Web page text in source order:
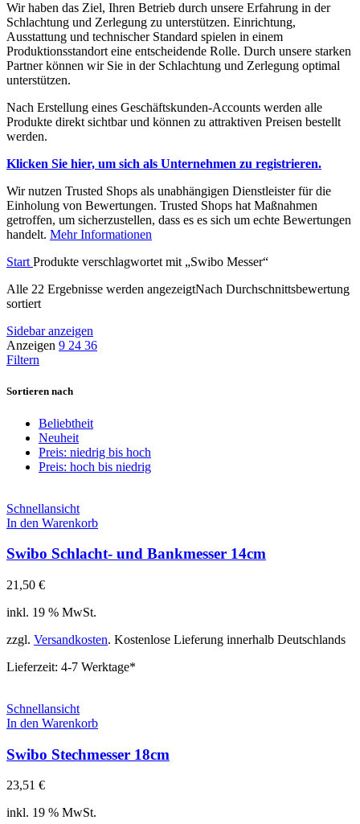
Wir haben das Ziel, Ihren Betrieb durch unsere Erfahrung in der
Schlachtung und Zerlegung zu unterstützen. Einrichtung,
Ausstattung und technischer Standard spielen in einem
Produktionsstandort eine entscheidende Rolle. Durch unsere starken
Partner können wir Sie in der Schlachtung und Zerlegung optimal
unterstützen.
Nach Erstellung eines Geschäftskunden-Accounts werden alle
Produkte direkt sichtbar und können zu attraktiven Preisen bestellt
werden.
Klicken Sie hier, um sich als Unternehmen zu registrieren.
Wir nutzen Trusted Shops als unabhängigen Dienstleister für die
Einholung von Bewertungen. Trusted Shops hat Maßnahmen
getroffen, um sicherzustellen, dass es es sich um echte Bewertungen
handelt. Mehr Informationen
Start Produkte verschlagwortet mit „Swibo Messer“
Alle 22 Ergebnisse werden angezeigtNach Durchschnittsbewertung
sortiert
Sidebar anzeigen
Anzeigen 9 24 36
Filtern
Sortieren nach
Beliebtheit
Neuheit
Preis: niedrig bis hoch
Preis: hoch bis niedrig
Schnellansicht
In den Warenkorb
Swibo Schlacht- und Bankmesser 14cm
21,50 €
inkl. 19 % MwSt.
zzgl. Versandkosten. Kostenlose Lieferung innerhalb Deutschlands
Lieferzeit: 4-7 Werktage*
Schnellansicht
In den Warenkorb
Swibo Stechmesser 18cm
23,51 €
inkl. 19 % MwSt.